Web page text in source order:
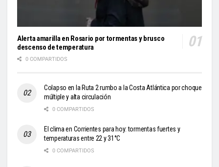
Alerta amarilla en Rosario por tormentas y brusco
descenso de temperatura
0 COMPARTIDOS
Colapso en la Ruta 2 rumbo a la Costa Atlántica por choque
múltiple y alta circulación
0 COMPARTIDOS
El clima en Corrientes para hoy: tormentas fuertes y
temperaturas entre 22 y 31°C
0 COMPARTIDOS